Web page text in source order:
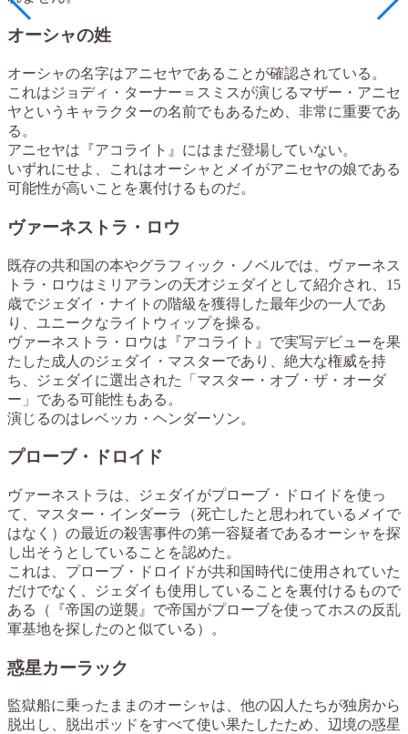
オーシャの姓
オーシャの名字はアニセヤであることが確認されている。
これはジョディ・ターナー＝スミスが演じるマザー・アニセ
ヤというキャラクターの名前でもあるため、非常に重要であ
る。
アニセヤは『アコライト』にはまだ登場していない。
いずれにせよ、これはオーシャとメイがアニセヤの娘である
可能性が高いことを裏付けるものだ。
ヴァーネストラ・ロウ
既存の共和国の本やグラフィック・ノベルでは、ヴァーネス
トラ・ロウはミリアランの天才ジェダイとして紹介され、15
歳でジェダイ・ナイトの階級を獲得した最年少の一人であ
り、ユニークなライトウィップを操る。
ヴァーネストラ・ロウは『アコライト』で実写デビューを果
たした成人のジェダイ・マスターであり、絶大な権威を持
ち、ジェダイに選出された「マスター・オブ・ザ・オーダ
ー」である可能性もある。
演じるのはレベッカ・ヘンダーソン。
プローブ・ドロイド
ヴァーネストラは、ジェダイがプローブ・ドロイドを使っ
て、マスター・インダーラ（死亡したと思われているメイで
はなく）の最近の殺害事件の第一容疑者であるオーシャを探
し出そうとしていることを認めた。
これは、プローブ・ドロイドが共和国時代に使用されていた
だけでなく、ジェダイも使用していることを裏付けるもので
ある（『帝国の逆襲』で帝国がプローブを使ってホスの反乱
軍基地を探したのと似ている）。
惑星カーラック
監獄船に乗ったままのオーシャは、他の囚人たちが独房から
脱出し、脱出ポッドをすべて使い果たしたため、辺境の惑星